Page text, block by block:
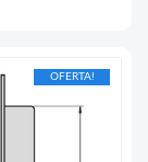
OFERTA!